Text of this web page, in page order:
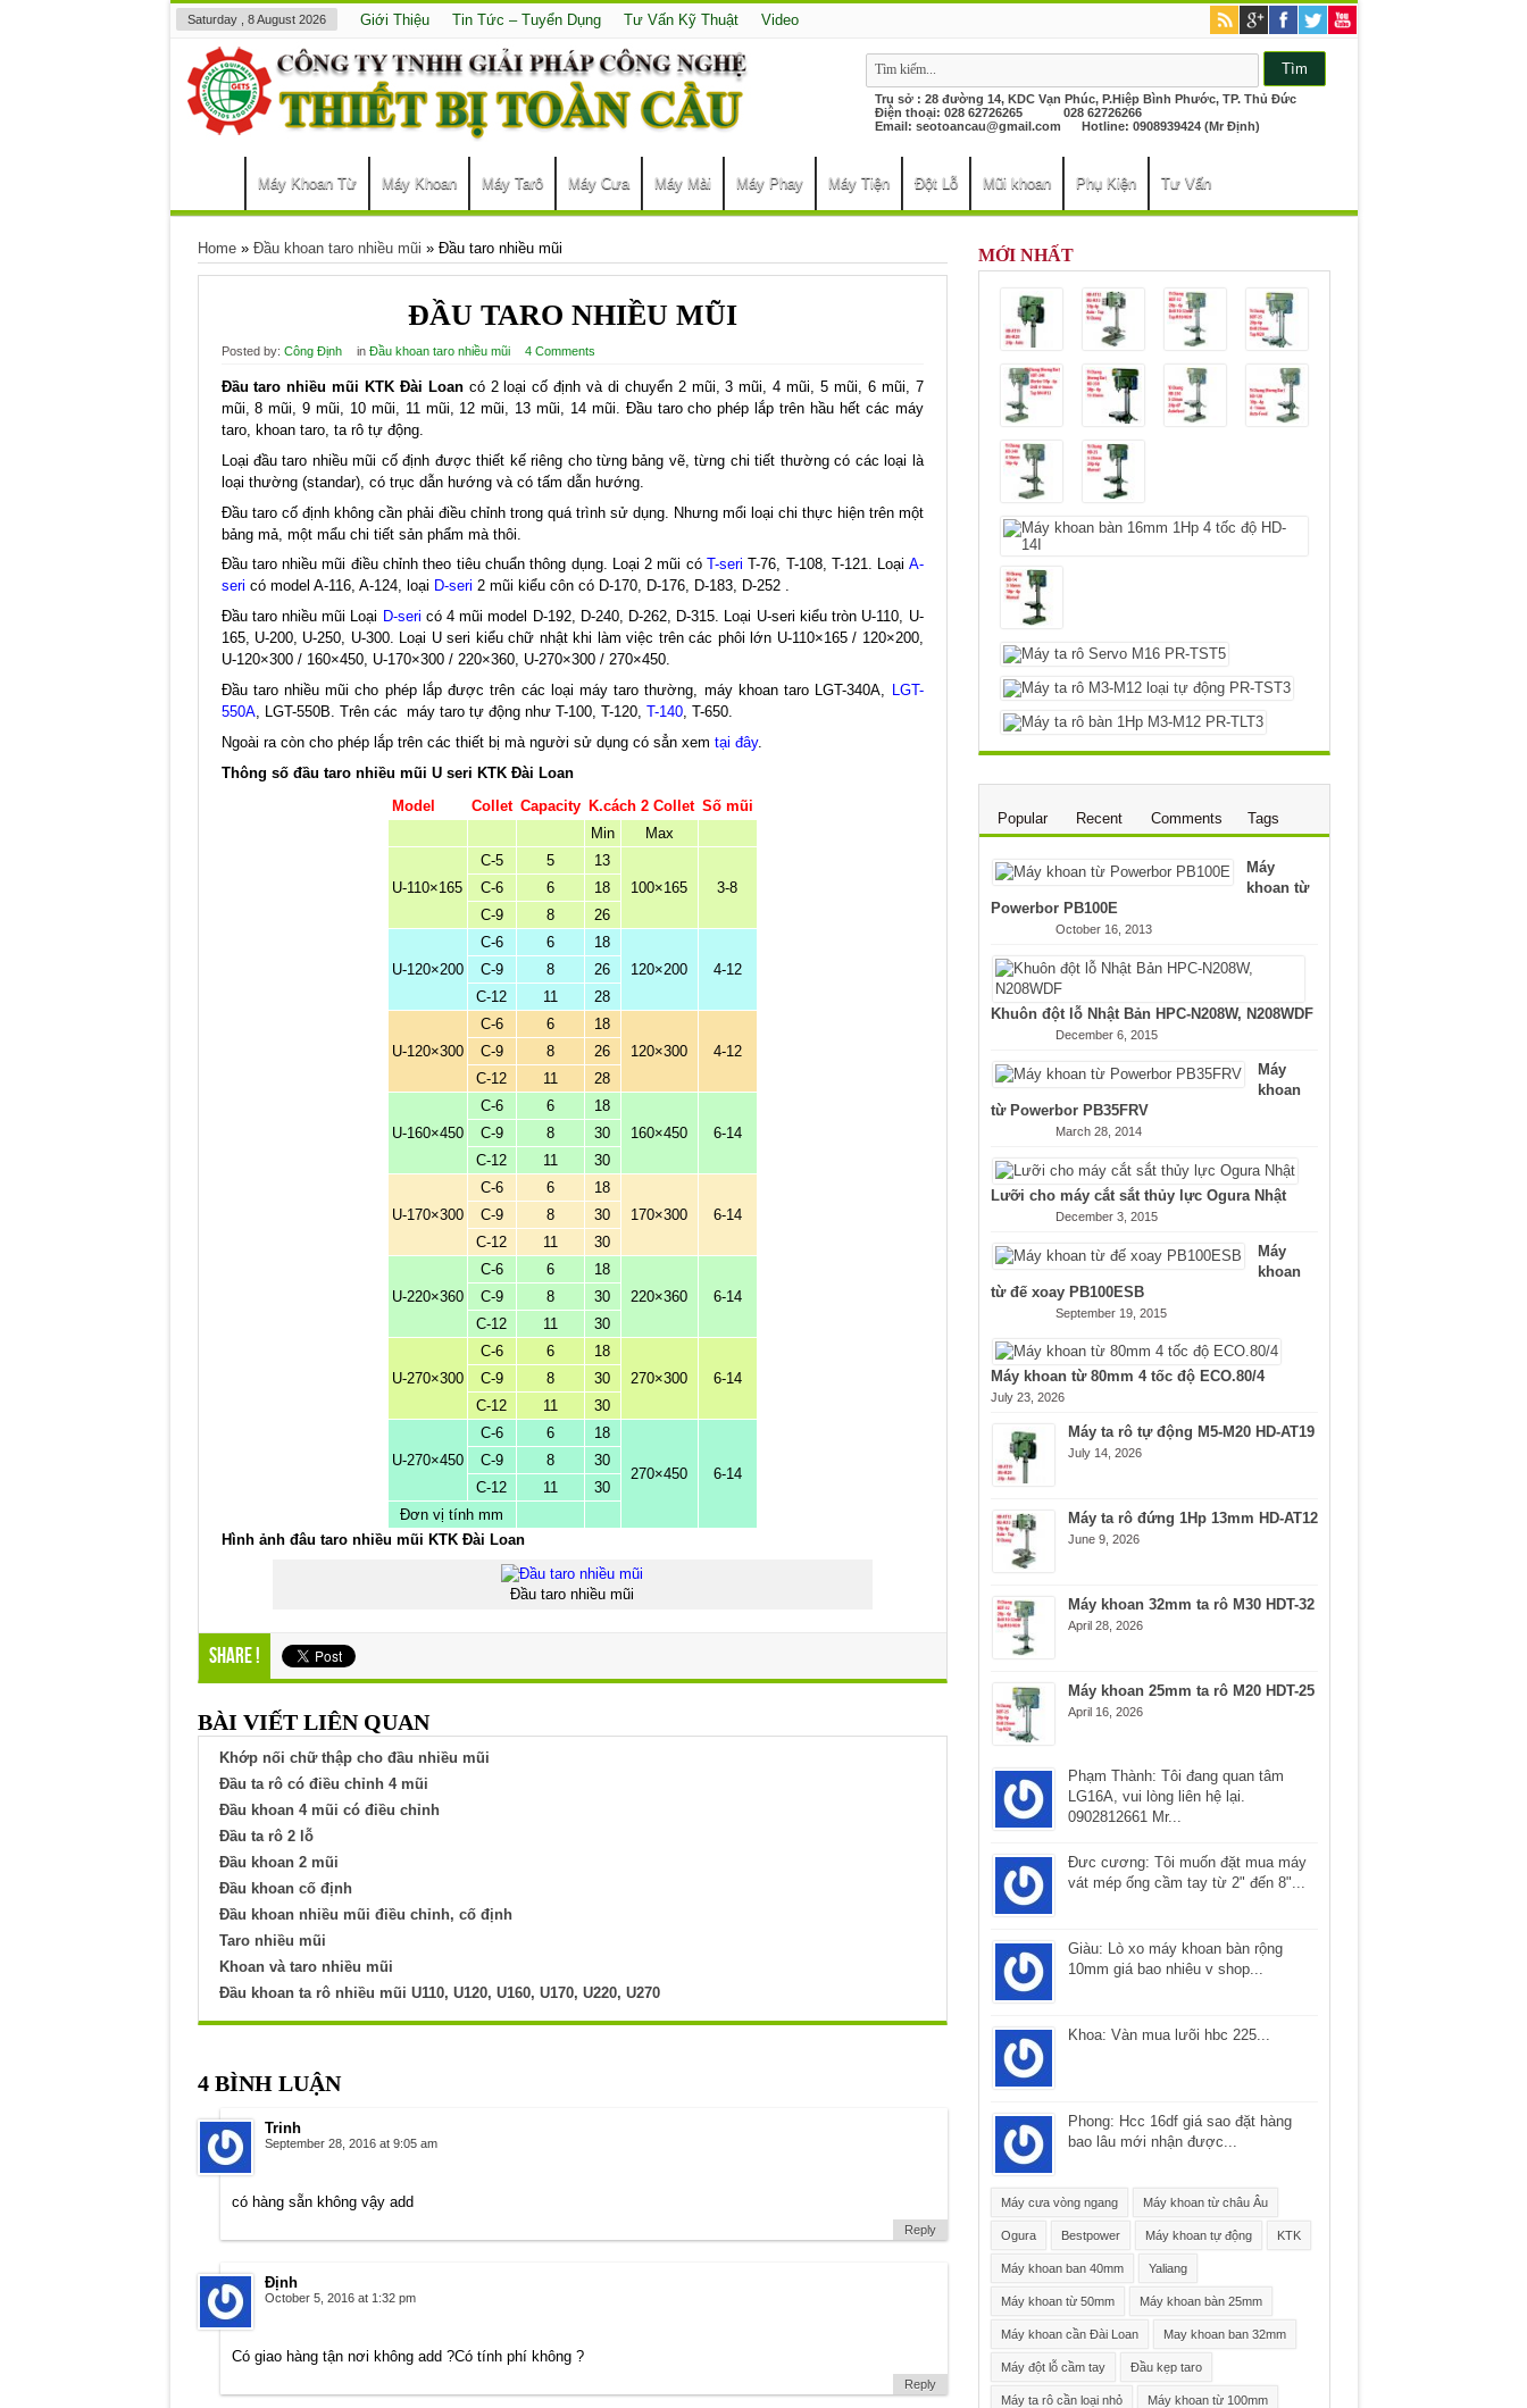
Saturday , 8 August 2026 Giới Thiệu Tin Tức – Tuyển Dụng Tư Vấn Kỹ Thuật Video
Trụ sở : 28 đường 14, KDC Vạn Phúc, P.Hiệp Bình Phước, TP. Thủ Đức
Điện thoại: 028 62726265 028 62726266
Email: seotoancau@gmail.com Hotline: 0908939424 (Mr Định)
Máy Khoan Từ Máy Khoan Máy Tarô Máy Cưa Máy Mài Máy Phay Máy Tiện Đột Lỗ Mũi khoan Phụ Kiện Tư Vấn
Home» Đầu khoan taro nhiều mũi » Đầu taro nhiều mũi
ĐẦU TARO NHIỀU MŨI
Posted by: Công Định in Đầu khoan taro nhiều mũi 4 Comments
Đầu taro nhiều mũi KTK Đài Loancó 2 loại cố định và di chuyển 2 mũi, 3 mũi, 4 mũi, 5 mũi, 6 mũi, 7
mũi, 8 mũi, 9 mũi, 10 mũi, 11 mũi, 12 mũi, 13 mũi, 14 mũi. Đầu taro cho phép lắp trên hầu hết các máy
taro, khoan taro, ta rô tự động.
Loại đầu taro nhiều mũi cố định được thiết kế riêng cho từng bảng vẽ, từng chi tiết thường có các loại là
loại thường (standar), có trục dẫn hướng và có tấm dẫn hướng.
Đầu taro cố định không cần phải điều chỉnh trong quá trình sử dụng. Nhưng mổi loại chi thực hiện trên một
bảng mả, một mẩu chi tiết sản phẩm mà thôi.
Đầu taro nhiều mũi điều chỉnh theo tiêu chuẩn thông dụng. Loại 2 mũi có T-seri T-76, T-108, T-121. Loại A-
seri có model A-116, A-124, loại D-seri 2 mũi kiểu côn có D-170, D-176, D-183, D-252 .
Đầu taro nhiều mũi Loại D-seri có 4 mũi model D-192, D-240, D-262, D-315. Loại U-seri kiểu tròn U-110, U-
165, U-200, U-250, U-300. Loại U seri kiểu chữ nhật khi làm việc trên các phôi lớn U-110×165 / 120×200,
U-120×300 / 160×450, U-170×300 / 220×360, U-270×300 / 270×450.
Đầu taro nhiều mũi cho phép lắp được trên các loại máy taro thường, máy khoan taro LGT-340A,
LGT-
550A, LGT-550B. Trên các máy taro tự động như T-100, T-120, T-140, T-650.
Ngoài ra còn cho phép lắp trên các thiết bị mà người sử dụng có sẳn xem tại đây.
Thông số đầu taro nhiều mũi U seri KTK Đài Loan
Model
Collet Capacity K.cách 2 Collet Số mũi
Min
Max
U-110×165
C-5 5
13
100×165
3-8
C-6 6
18
C-9
8 26
U-120×200
C-6 6
18
120×200
4-12
C-9 8
26
C-12
11 28
U-120×300
C-6 6
18
120×300
4-12
C-9 8
26
C-12
11 28
U-160×450
C-6 6
18
160×450
6-14
C-9 8
30
C-12
11 30
U-170×300
C-6 6
18
170×300
6-14
C-9 8
30
C-12
11 30
U-220×360
C-6 6
18
220×360
6-14
C-9 8
30
C-12
11 30
U-270×300
C-6 6
18
270×300
6-14
C-9 8
30
C-12
11 30
U-270×450
C-6 6 18
270×450 6-14
C-9 8
30
C-12
11
30
Đơn vị tính mm
Hình ảnh đâu taro nhiều mũi KTK Đài Loan
Đầu taro nhiều mũi
Share !
BÀI VIẾT LIÊN QUAN
Khớp nối chữ thập cho đầu nhiều mũi
Đầu ta rô có điều chỉnh 4 mũi
Đầu khoan 4 mũi có điều chỉnh
Đầu ta rô 2 lỗ
Đầu khoan 2 mũi
Đầu khoan cố định
Đầu khoan nhiều mũi điều chỉnh, cố định
Taro nhiều mũi
Khoan và taro nhiều mũi
Đầu khoan ta rô nhiều mũi U110, U120, U160, U170, U220, U270
4 BÌNH LUẬN
Trinh
September 28, 2016 at 9:05 am
có hàng sẵn không vậy add
Reply
Định
October 5, 2016 at 1:32 pm
Có giao hàng tận nơi không add ?Có tính phí không ?
Reply
MỚI NHẤT
Popular Recent Comments Tags
Máy
khoan từ
Powerbor PB100E
October 16, 2013
Khuôn đột lỗ Nhật Bản HPC-N208W, N208WDF
December 6, 2015
Máy
khoan
từ Powerbor PB35FRV
March 28, 2014
Lưỡi cho máy cắt sắt thủy lực Ogura Nhật
December 3, 2015
Máy
khoan
từ đế xoay PB100ESB
September 19, 2015
Máy khoan từ 80mm 4 tốc độ ECO.80/4
July 23, 2026
Máy ta rô tự động M5-M20 HD-AT19
July 14, 2026
Máy ta rô đứng 1Hp 13mm HD-AT12
June 9, 2026
Máy khoan 32mm ta rô M30 HDT-32
April 28, 2026
Máy khoan 25mm ta rô M20 HDT-25
April 16, 2026
Phạm Thành: Tôi đang quan tâm
LG16A, vui lòng liên hệ lại.
0902812661 Mr...
Ðưc cương: Tôi muốn đặt mua máy
vát mép ống cầm tay từ 2" đến 8"...
Giàu: Lò xo máy khoan bàn rộng
10mm giá bao nhiêu v shop...
Khoa: Vàn mua lưõi hbc 225...
Phong: Hcc 16df giá sao đặt hàng
bao lâu mới nhận được...
Máy cưa vòng ngang Máy khoan từ châu Âu
Ogura Bestpower Máy khoan tự động KTK
Máy khoan ban 40mm Yaliang
Máy khoan từ 50mm Máy khoan bàn 25mm
Máy khoan cần Đài Loan May khoan ban 32mm
Máy đột lỗ cầm tay Đầu kẹp taro
Máy ta rô cần loại nhỏ Máy khoan từ 100mm